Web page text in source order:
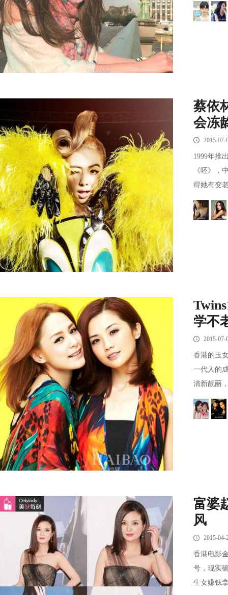
蔡依
会冻
2015-07-
1999年推
《呸》，
得她有变
学不
2015-07-
香港的玉
一代人的
清新靓丽
富婆
风
2015-04-
香港电影
号，现实
生女赚钱